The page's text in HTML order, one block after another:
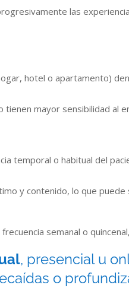
las
hotel o apartamento)
tienen mayor sensibilidad al
temporal o habitual del
y contenido, lo que
semanal o
, presencial u
o